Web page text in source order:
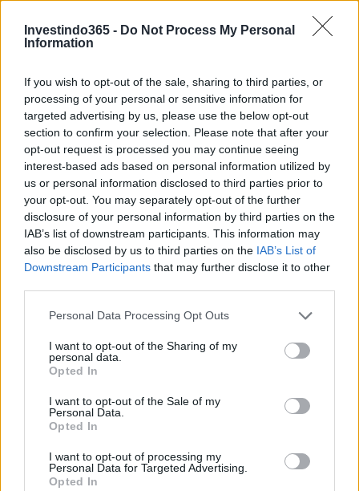
Investindo365 - Do Not Process My Personal
Information
If you wish to opt-out of the sale, sharing to third parties, or
processing of your personal or sensitive information for
targeted advertising by us, please use the below opt-out
section to confirm your selection. Please note that after your
opt-out request is processed you may continue seeing
interest-based ads based on personal information utilized by
us or personal information disclosed to third parties prior to
your opt-out. You may separately opt-out of the further
disclosure of your personal information by third parties on the
IAB’s list of downstream participants. This information may
also be disclosed by us to third parties on the IAB’s List of
Downstream Participants that may further disclose it to other
Please note that this website/app uses one or more Google
not limited to your visit or usage behaviour. You may click to
grant or deny consent to Google and its third-party tags to
use your data for below specified purposes in below Google
consent section.
Personal Data Processing Opt Outs
I want to opt-out of the Sharing of my
personal data.
Opted In
I want to opt-out of the Sale of my
Personal Data.
Opted In
I want to opt-out of processing my
Personal Data for Targeted Advertising.
Opted In
Continue lendo
impactos das mudanças climáticas
Bruno Costa · 6 ago 2026